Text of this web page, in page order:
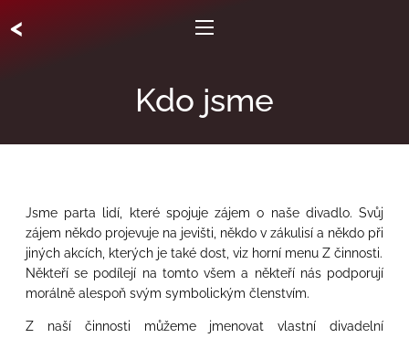
<
Kdo jsme
Jsme parta lidí, které spojuje zájem o naše divadlo. Svůj
zájem někdo projevuje na jevišti, někdo v zákulisí a někdo při
jiných akcích, kterých je také dost, viz horní menu Z činnosti.
Někteří se podílejí na tomto všem a někteří nás podporují
morálně alespoň svým symbolickým členstvím.
Z naší činnosti můžeme jmenovat vlastní divadelní